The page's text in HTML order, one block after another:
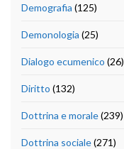
Demografia (125)
Demonologia (25)
Dialogo ecumenico (26)
Diritto (132)
Dottrina e morale(239)
Dottrina sociale(271)